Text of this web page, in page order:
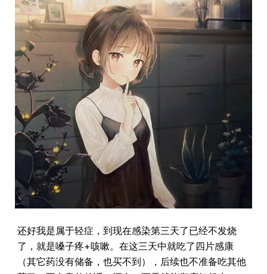
还好我是属于轻症，到现在感染第三天了已经不发烧
了，就是嗓子疼+咳嗽。在这三天中就吃了四片感康
（其它药没有储备，也买不到），后续也不准备吃其他